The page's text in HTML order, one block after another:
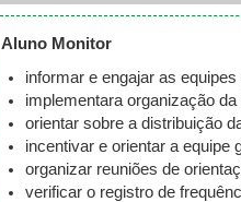
Aluno Monitor
informar e engajar as
implementara organização
orientar sobre a distribuição
incentivar e orientar a equipe
organizar reuniões de
verificar o registro de